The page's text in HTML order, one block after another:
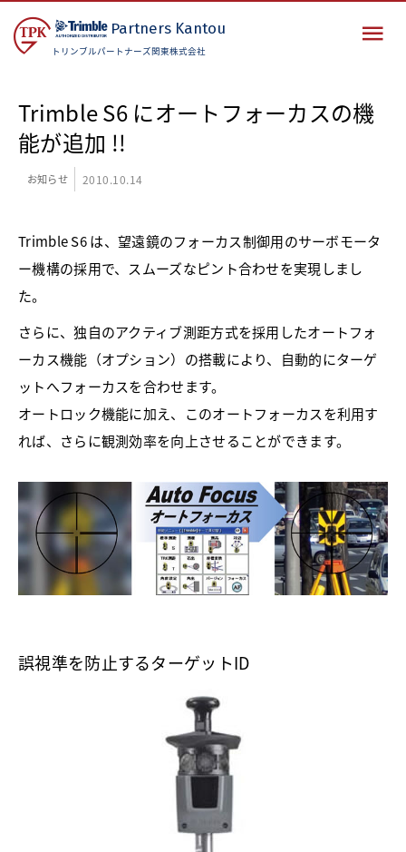
Partners Kantou
トリンブルパートナーズ関東株式会社
Trimble S6 にオートフォーカスの機
能が追加 !!
お知らせ 2010.10.14
Trimble S6 は、望遠鏡のフォーカス制御用のサーボモータ
ー機構の採用で、スムーズなピント合わせを実現しまし
た。
さらに、独自のアクティブ測距方式を採用したオートフォ
ーカス機能（オプション）の搭載により、自動的にターゲ
ットへフォーカスを合わせます。
オートロック機能に加え、このオートフォーカスを利用す
れば、さらに観測効率を向上させることができます。
誤視準を防止するターゲットID